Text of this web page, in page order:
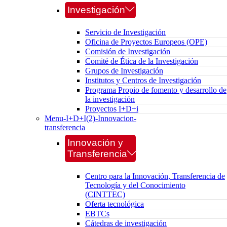
Investigación
Servicio de Investigación
Oficina de Proyectos Europeos (OPE)
Comisión de Investigación
Comité de Ética de la Investigación
Grupos de Investigación
Institutos y Centros de Investigación
Programa Propio de fomento y desarrollo de
la investigación
Proyectos I+D+i
Menu-I+D+I(2)-Innovacion-
transferencia
Innovación y
Transferencia
Centro para la Innovación, Transferencia de
Tecnología y del Conocimiento
(CINTTEC)
Oferta tecnológica
EBTCs
Cátedras de investigación